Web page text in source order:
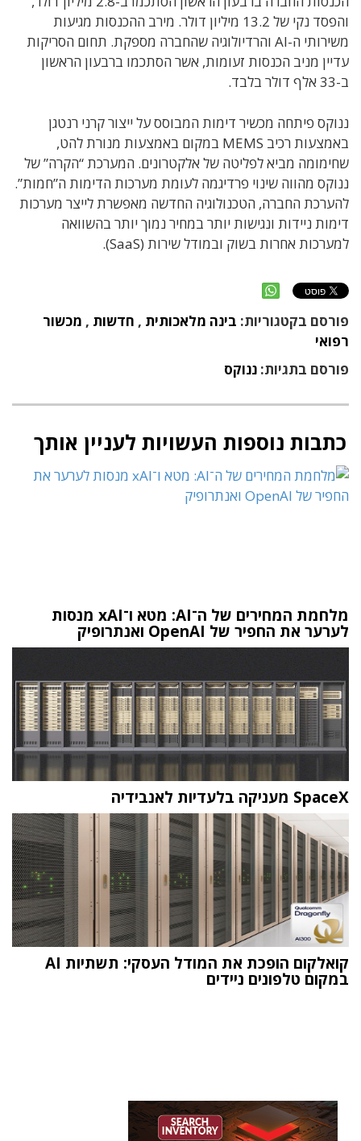
והפסד נקי של 13.2 מיליון דולר. מירב ההכנסות מגיעות
משירותי ה-AI והרדיולוגיה שהחברה מספקת. תחום הסריקות
עדיין מניב הכנסות זעומות, אשר הסתכמו ברבעון הראשון
ב-33 אלף דולר בלבד.
ננוקס פיתחה מכשיר דימות המבוסס על ייצור קרני רנטגן
באמצעות רכיב MEMS במקום באמצעות מנורת להט,
שחימומה מביא לפליטה של אלקטרונים. המערכת “הקרה” של
ננוקס מהווה שינוי פרדיגמה לעומת מערכות הדימות ה”חמות”.
להערכת החברה, הטכנולוגיה החדשה מאפשרת לייצר מערכות
דימות ניידות ונגישות יותר במחיר נמוך יותר בהשוואה
למערכות אחרות בשוק ובמודל שירות (SaaS).
פורסם בקטגוריות: בינה מלאכותית , חדשות , מכשור
רפואי
פורסם בתגיות: ננוקס
כתבות נוספות העשויות לעניין אותך
מלחמת המחירים של ה־AI: מטא ו־xAI מנסות
לערער את החפיר של OpenAI ואנתרופיק
SpaceX מעניקה בלעדיות לאנבידיה
קואלקום הופכת את המודל העסקי: תשתיות AI
במקום טלפונים ניידים